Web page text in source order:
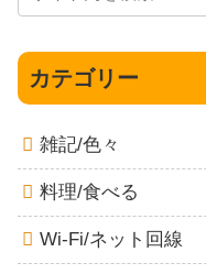
カテゴリー
雑記/色々
料理/食べる
Wi-Fi/ネット回線